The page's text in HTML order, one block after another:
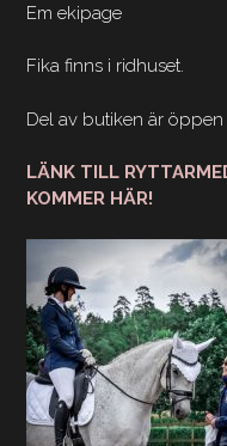
Em ekipage
Fika finns i ridhuset.
Del av butiken är öppen
LÄNK TILL
KOMMER HÄR!